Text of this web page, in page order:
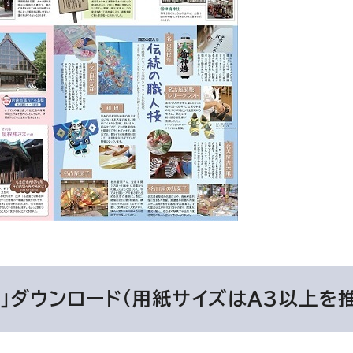
ダウンロード（用紙サイズはA3以上を